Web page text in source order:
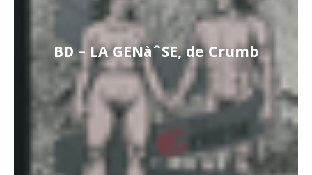
BD – LA GENàˆSE, de Crumb